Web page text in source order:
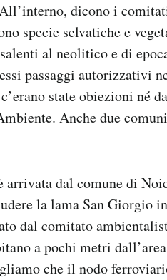
dicono i
specie selvatiche e
al neolitico e di
passaggi autorizzativi
state obiezioni né
Anche due
arrivata dal comune di
la lama San Giorgio
dal comitato
a pochi metri
che il nodo